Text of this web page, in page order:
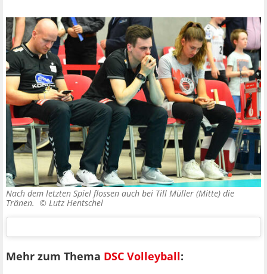
Nach dem letzten Spiel flossen auch bei Till Müller (Mitte) die
Tränen. © Lutz Hentschel
Mehr zum Thema DSC Volleyball: